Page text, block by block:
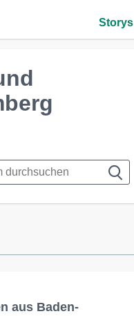
Storys
aus Baden-